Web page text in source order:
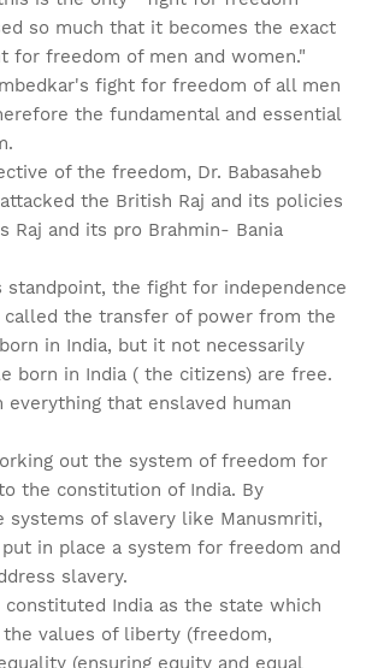
so much that it becomes the exact
for freedom of men and women."
fight for freedom of all men
the fundamental and essential
of the freedom, Dr. Babasaheb
the British Raj and its policies
Raj and its pro Brahmin- Bania
standpoint, the fight for independence
the transfer of power from the
in India, but it not necessarily
born in India ( the citizens) are free.
everything that enslaved human
out the system of freedom for
the constitution of India. By
systems of slavery like Manusmriti,
in place a system for freedom and
slavery.
India as the state which
values of liberty (freedom,
(ensuring equity and equal